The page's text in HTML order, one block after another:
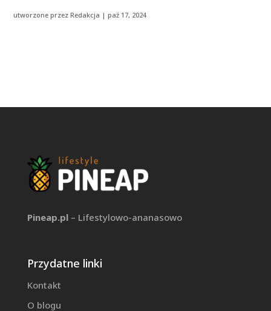
utworzone przezRedakcja |paź 17, 2024
Pineap.pl– Lifestylowo-ananasowo
Przydatne linki
Kontakt
O blogu